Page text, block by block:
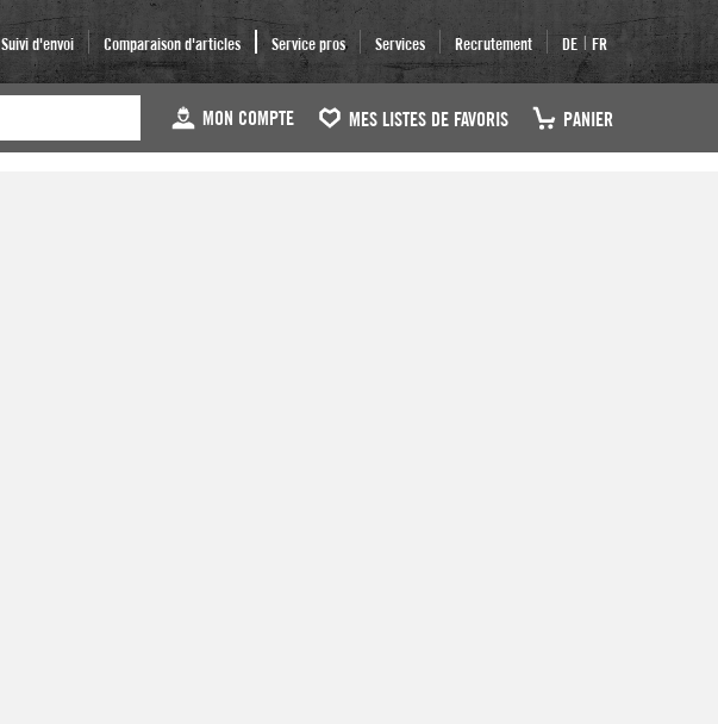
Suivi d'envoi Comparaison d'articles Service pros Services Recrutement DE | FR
MON COMPTE MES LISTES DE FAVORIS PANIER